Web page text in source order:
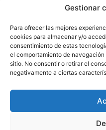
Gestionar
Para ofrecer las mejores
cookies para almacenar y/o
consentimiento de estas
el comportamiento de
sitio. No consentir o retirar el
negativamente a ciertas
LINKS
List Item #1
List Item #2
List Item #3
SOCIAL MEDIA